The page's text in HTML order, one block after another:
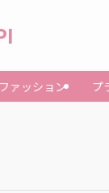
ファッション プ